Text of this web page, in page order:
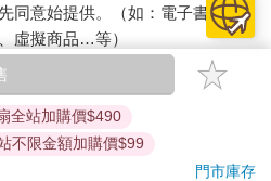
區的房子也都刻意比當地的主教堂
羅馬舊城區全是教堂的圓頂，強
堅誠。
我請求台北市政府考慮拆掉北門高
中華郵政古典的郵局大樓。
同意始提供。（如：電子書、電
虛擬商品…等）
。（如：內衣褲、刮鬍刀、除毛
到貨7天的猶豫期（含例假
商品恕無法接受單獨退貨）必須
全站加購價$490
不限金額加購價$99
門市庫存